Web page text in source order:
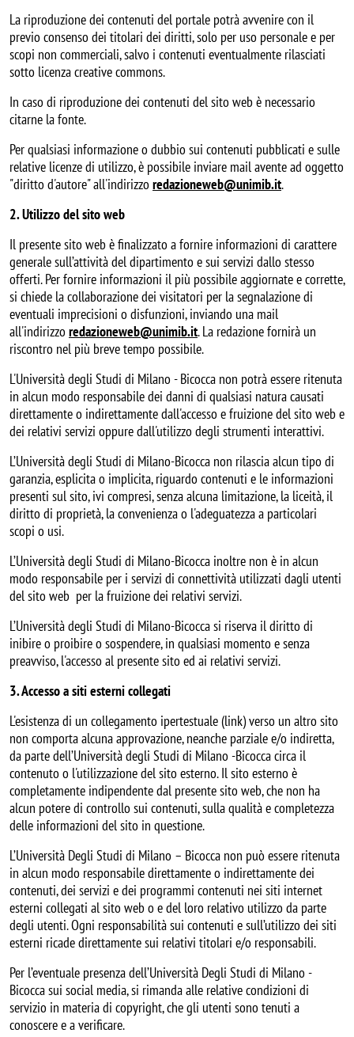
La riproduzione dei contenuti del portale potrà avvenire con il
previo consenso dei titolari dei diritti, solo per uso personale e per
scopi non commerciali, salvo i contenuti eventualmente rilasciati
sotto licenza creative commons.
In caso di riproduzione dei contenuti del sito web è necessario
citarne la fonte.
Per qualsiasi informazione o dubbio sui contenuti pubblicati e sulle
relative licenze di utilizzo, è possibile inviare mail avente ad oggetto
"diritto d'autore" all'indirizzoredazioneweb@unimib.it.
2. Utilizzo del sito web
Il presente sito web è finalizzato a fornire informazioni di carattere
generale sull’attività del dipartimento e sui servizi dallo stesso
offerti. Per fornire informazioni il più possibile aggiornate e corrette,
si chiede la collaborazione dei visitatori per la segnalazione di
eventuali imprecisioni o disfunzioni, inviando una mail
all'indirizzoredazioneweb@unimib.it. La redazione fornirà un
riscontro nel più breve tempo possibile.
L'Università degli Studi di Milano - Bicocca non potrà essere ritenuta
in alcun modo responsabile dei danni di qualsiasi natura causati
direttamente o indirettamente dall'accesso e fruizione del sito web e
dei relativi servizi oppure dall'utilizzo degli strumenti interattivi.
L’Università degli Studi di Milano-Bicocca non rilascia alcun tipo di
garanzia, esplicita o implicita, riguardo contenuti e le informazioni
presenti sul sito, ivi compresi, senza alcuna limitazione, la liceità, il
diritto di proprietà, la convenienza o l'adeguatezza a particolari
scopi o usi.
L’Università degli Studi di Milano-Bicocca inoltre non è in alcun
modo responsabile per i servizi di connettività utilizzati dagli utenti
del sito web per la fruizione dei relativi servizi.
L’Università degli Studi di Milano-Bicocca si riserva il diritto di
inibire o proibire o sospendere, in qualsiasi momento e senza
preavviso, l'accesso al presente sito ed ai relativi servizi.
3. Accesso a siti esterni collegati
L'esistenza di un collegamento ipertestuale (link) verso un altro sito
non comporta alcuna approvazione, neanche parziale e/o indiretta,
da parte dell’Università degli Studi di Milano -Bicocca circa il
contenuto o l'utilizzazione del sito esterno. Il sito esterno è
completamente indipendente dal presente sito web, che non ha
alcun potere di controllo sui contenuti, sulla qualità e completezza
delle informazioni del sito in questione.
L’Università Degli Studi di Milano – Bicocca non può essere ritenuta
in alcun modo responsabile direttamente o indirettamente dei
contenuti, dei servizi e dei programmi contenuti nei siti internet
esterni collegati al sito web o e del loro relativo utilizzo da parte
degli utenti. Ogni responsabilità sui contenuti e sull’utilizzo dei siti
esterni ricade direttamente sui relativi titolari e/o responsabili.
Per l’eventuale presenza dell’Università Degli Studi di Milano -
Bicocca sui social media, si rimanda alle relative condizioni di
servizio in materia di copyright, che gli utenti sono tenuti a
conoscere e a verificare.